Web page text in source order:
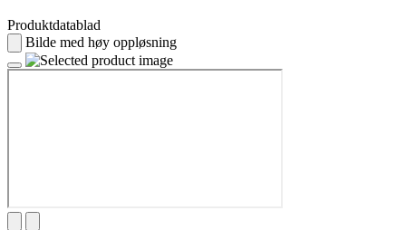
Produktdatablad
Bilde med høy oppløsning